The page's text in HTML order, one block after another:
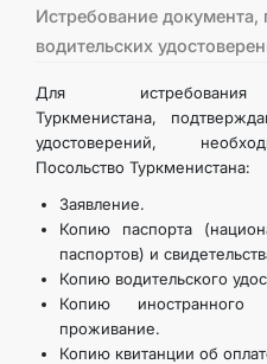
INVESTITIONEN
Истребование
водительских
Для
Туркменистана,
удостоверений,
Посольство Туркменистана:
Заявление.
Копию паспорта
паспортов) и
Копию водительского
Копию иностранного
проживание.
Копию квитанции об